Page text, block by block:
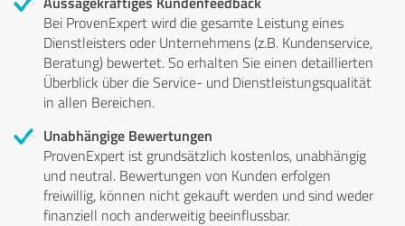
Bei ProvenExpert wird die gesamte Leistung eines
Dienstleisters oder Unternehmens (z.B. Kundenservice,
Beratung) bewertet. So erhalten Sie einen detaillierten
Überblick über die Service- und Dienstleistungsqualität
in allen Bereichen.
Unabhängige Bewertungen
ProvenExpert ist grundsätzlich kostenlos, unabhängig
und neutral. Bewertungen von Kunden erfolgen
freiwillig, können nicht gekauft werden und sind weder
finanziell noch anderweitig beeinflussbar.